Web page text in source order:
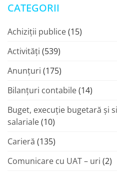
CATEGORII
Achiziții publice(15)
Activități (539)
Anunțuri (175)
Bilanțuri contabile(14)
Buget, execuție bugetară și
salariale(10)
Carieră (135)
Comunicare cu UAT – uri (2)